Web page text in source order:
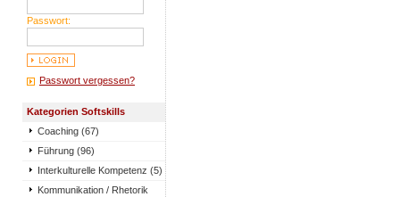
Passwort:
Passwort vergessen?
Kategorien Softskills
Coaching (67)
Führung (96)
Interkulturelle Kompetenz (5)
Kommunikation / Rhetorik